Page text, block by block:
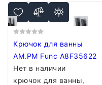
Крючок для ванны
AM.PM Func A8F35622
Нет в наличии
крючок для ванны,